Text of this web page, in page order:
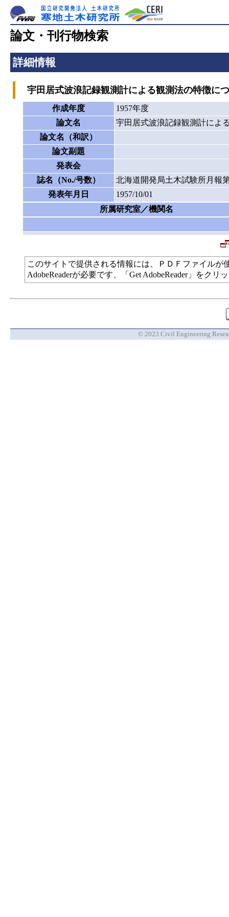
論文・刊行物検索
詳細情報
宇田居式波浪記録観測計による観測法の特徴に
作成年度
1957年度
論文名
宇田居式波浪記録観測計によ
論文名（和訳）
論文副題
発表会
誌名（No./号数）
北海道開発局土木試験所月報
発表年月日
1957/10/01
所属研究室／機関名
このサイトで提供される情報には、ＰＤＦファイル
AdobeReaderが必要です、「Get AdobeReader」をク
© 2023 Civil Engineering